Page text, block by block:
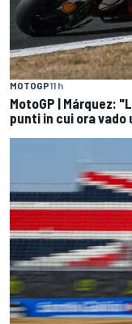
MOTOGP11 h
MotoGP | Márquez:
punti in cui ora vado